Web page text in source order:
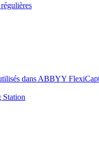
dans ABBYY
Station